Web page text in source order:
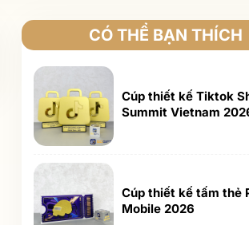
CÓ THỂ BẠN THÍCH
Cúp thiết kế Tiktok
Summit Vietnam
Cúp thiết kế tấm thẻ
Mobile 2026